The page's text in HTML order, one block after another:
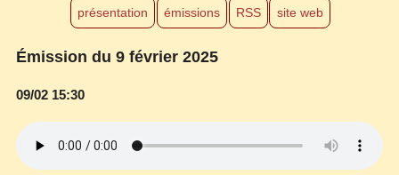
présentation émissions RSS site web
Émission du 9 février 2025
09/02 15:30